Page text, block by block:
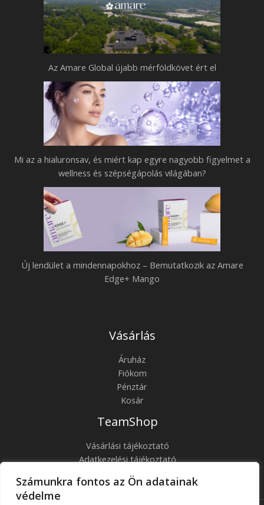
Számunkra fontos az Ön adatainak
védelme
Az Amare Global újabb mérföldkövet ért el
Mi az a hialuronsav, és miért kap egyre nagyobb figyelmet a
wellness és szépségápolás világában?
Új lendület a mindennapokhoz – Bemutatkozik az Amare
Edge+ Mango
Vásárlás
Áruház
Fiókom
Pénztár
Kosár
TeamShop
Vásárlási tájékoztató
Adatkezelési tájékoztató
Kapcsolat